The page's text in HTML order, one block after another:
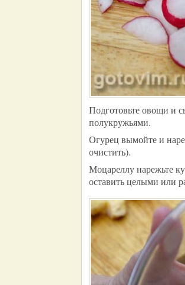
Подготовьте овощи и
полукружьями.
Огурец вымойте и
очистить).
Моцареллу нарежьте
оставить целыми или